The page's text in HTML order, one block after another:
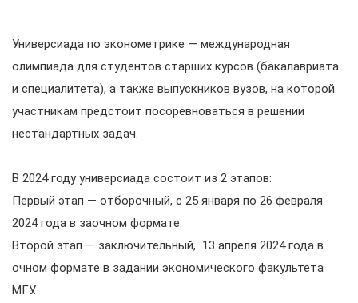
Универсиада по эконометрике — международная
олимпиада для студентов старших курсов (бакалавриата
и специалитета), а также выпускников вузов, на которой
участникам предстоит посоревноваться в решении
нестандартных задач.
В 2024 году универсиада состоит из 2 этапов:
Первый этап — отборочный, с 25 января по 26 февраля
2024 года в заочном формате.
Второй этап — заключительный, 13 апреля 2024 года в
очном формате в задании экономического факультета
МГУ.